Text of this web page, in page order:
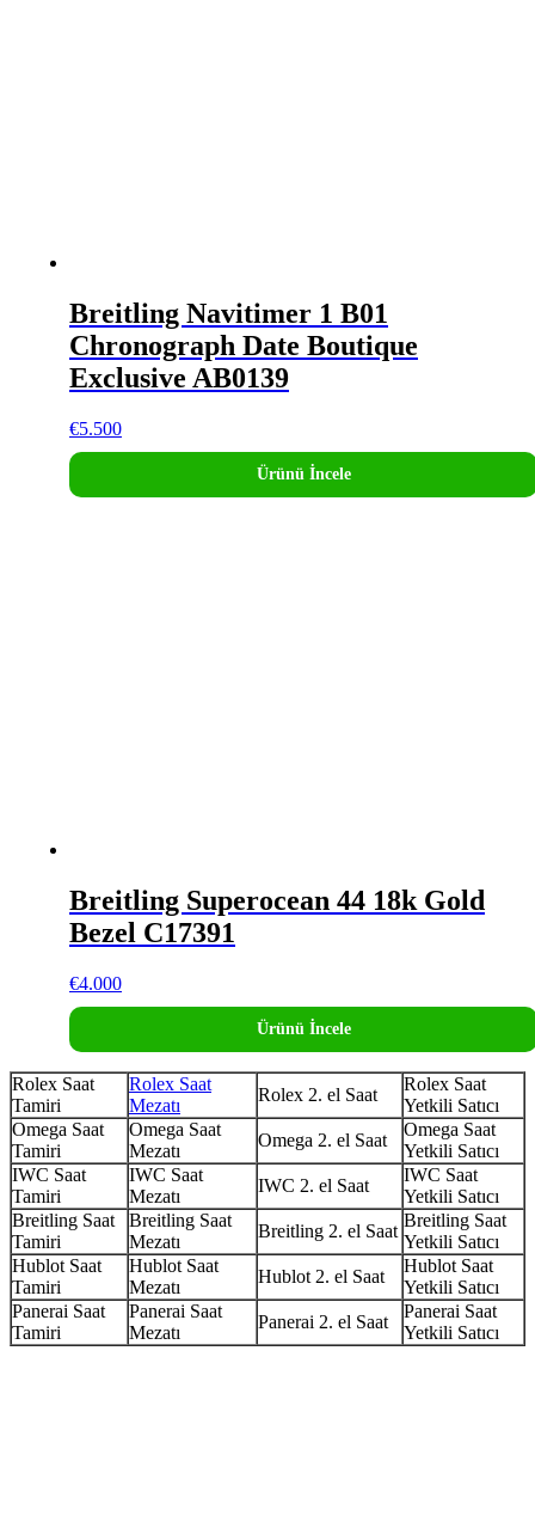
Breitling Navitimer 1 B01
Chronograph Date Boutique
Exclusive AB0139
€5.500
Ürünü İncele
Breitling Superocean 44 18k Gold
Bezel C17391
€4.000
Ürünü İncele
Rolex Saat
Tamiri
Rolex Saat
Mezatı
Rolex 2. el Saat
Rolex Saat
Yetkili Satıcı
Omega Saat
Tamiri
Omega Saat
Mezatı
Omega 2. el Saat
Omega Saat
Yetkili Satıcı
IWC Saat
Tamiri
IWC Saat
Mezatı
IWC 2. el Saat
IWC Saat
Yetkili Satıcı
Breitling Saat
Tamiri
Breitling Saat
Mezatı
Breitling 2. el Saat
Breitling Saat
Yetkili Satıcı
Hublot Saat
Tamiri
Hublot Saat
Mezatı
Hublot 2. el Saat
Hublot Saat
Yetkili Satıcı
Panerai Saat
Tamiri
Panerai Saat
Mezatı
Panerai 2. el Saat
Panerai Saat
Yetkili Satıcı